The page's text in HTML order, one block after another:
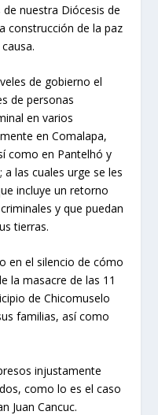
nuestra Diócesis de
construcción de la paz
de gobierno el
de personas
en varios
en Comalapa,
como en Pantelhó y
las cuales urge se les
incluye un retorno
y que puedan
tierras.
en el silencio de cómo
la masacre de las 11
de Chicomuselo
familias, así como
injustamente
como lo es el caso
Juan Cancuc.